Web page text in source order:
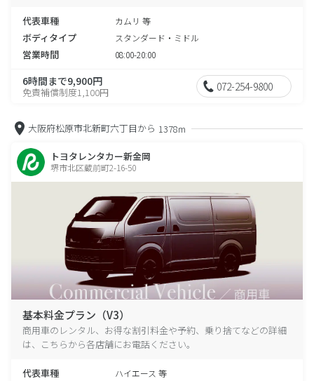
代表車種 カムリ 等
ボディタイプ スタンダード・ミドル
営業時間 08:00-20:00
6時間まで9,900円
免責補償制度1,100円 072-254-9800
大阪府松原市北新町六丁目から 1378m
トヨタレンタカー新金岡
堺市北区蔵前町2-16-50
基本料金プラン（V3）
商用車のレンタル、お得な割引料金や予約、乗り捨てなどの詳細
は、こちらから各店舗にお電話ください。
代表車種 ハイエース 等